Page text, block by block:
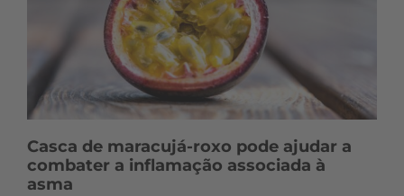
Casca de maracujá-roxo pode ajudar a
combater a inflamação associada à
asma